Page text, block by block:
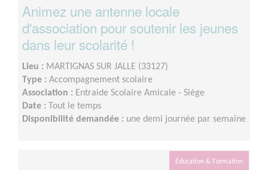
Animez une antenne locale
d'association pour soutenir les jeunes
dans leur scolarité !
Lieu : MARTIGNAS SUR JALLE (33127)
Type : Accompagnement scolaire
Association : Entraide Scolaire Amicale - Siège
Date : Tout le temps
Disponibilité demandée : une demi journée par semaine
Éducation & Formation